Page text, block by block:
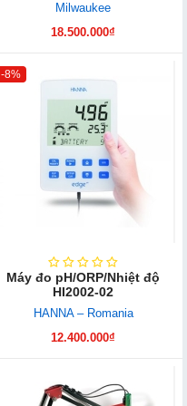
Milwaukee
18.500.000₫
-8%
Máy đo pH/ORP/Nhiệt độ
HI2002-02
HANNA – Romania
12.400.000₫